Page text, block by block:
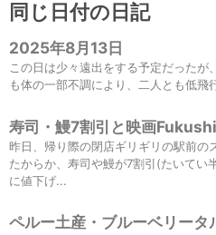
同じ日付の日記
2025年8月13日
この日は少々遠出をする予定だったが
も体の一部不調により、二人とも低飛
寿司・鰻7割引と映画
昨日、帰り際の閉店ギリギリの駅前の
たからか、寿司や鰻が7割引(たいてい
に値下げ...
ペルー土産・ブルーベリー